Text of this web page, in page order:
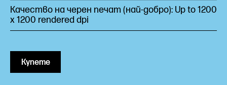
Качество на черен печат (най-добро): Up to 1200
x 1200 rendered dpi
Купете